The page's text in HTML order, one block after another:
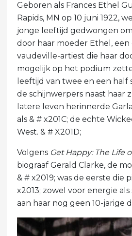
Geboren als Frances Ethel
Rapids, MN op 10 juni 1922,
jonge leeftijd gedwongen
door haar moeder Ethel,
vaudeville-artiest die haar
mogelijk op het podium
leeftijd van twee en een half
de schijnwerpers naast haar
latere leven herinnerde
als & # x201C; de echte
West. & # X201D;
Volgens Get Happy: The Life
biograaf Gerald Clarke, de
& # x2019; was de eerste die
x2013; zowel voor energie als
aan haar nog geen 10-jarige